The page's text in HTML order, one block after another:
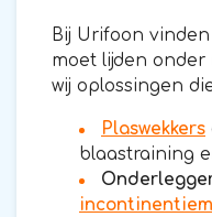
Bij Urifoon
moet lijden onder
wij oplossingen
Plaswekkers
blaastraining